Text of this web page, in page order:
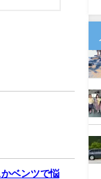
ベンツで悩